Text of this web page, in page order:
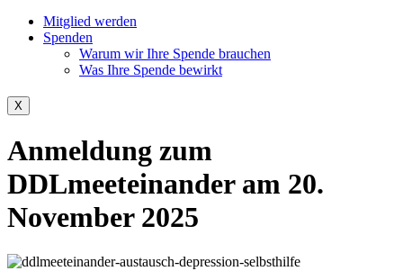
Mitglied werden
Spenden
Warum wir Ihre Spende brauchen
Was Ihre Spende bewirkt
X
Anmeldung zum
DDLmeeteinander am 20.
November 2025